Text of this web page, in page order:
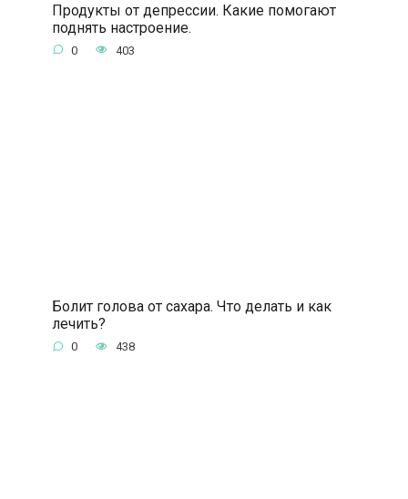
Продукты от депрессии. Какие помогают
поднять настроение.
0 403
Болит голова от сахара. Что делать и как
лечить?
0 438